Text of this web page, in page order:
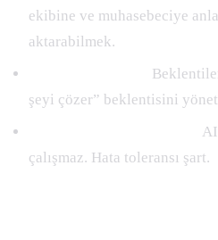
ekibine ve muhasebeciye
aktarabilmek.
şeyi çözer” beklentisini
çalışmaz. Hata toleransı şart.